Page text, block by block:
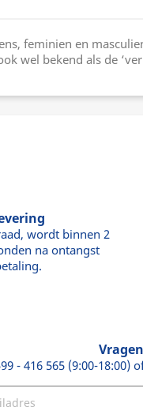
feminien en
wel bekend als de
wordt binnen 2
na ontangst
- 416 565 (9:00-